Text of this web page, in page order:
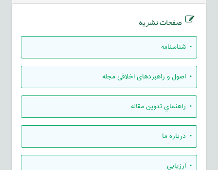
صفحات نشریه
• شناسنامه
• اصول و راهبردهای اخلاقی مجله
• راهنماي تدوين مقاله
• درباره ما
• ارزيابي